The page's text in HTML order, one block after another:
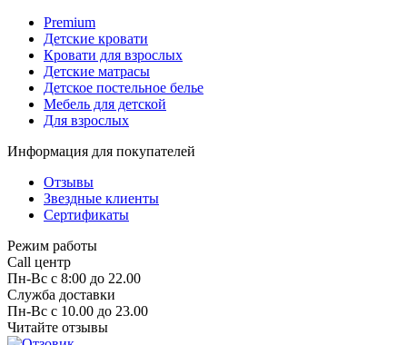
Premium
Детские кровати
Кровати для взрослых
Детские матрасы
Детское постельное белье
Мебель для детской
Для взрослых
Информация для покупателей
Отзывы
Звездные клиенты
Сертификаты
Режим работы
Call центр
Пн-Вс с 8:00 до 22.00
Служба доставки
Пн-Вс с 10.00 до 23.00
Читайте отзывы